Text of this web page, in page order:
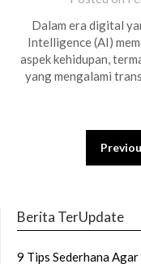
Dalam era digital
Intelligence (AI)
aspek kehidupan,
yang mengalami
pagination
Berita TerUpdate
9 Tips Sederhana